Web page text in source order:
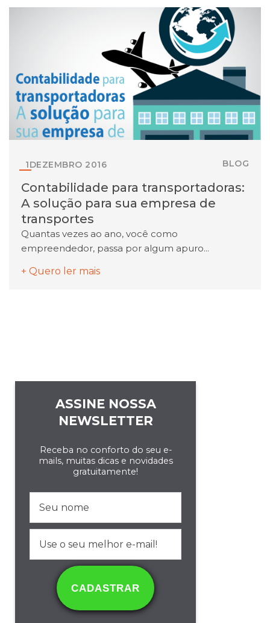
1DEZEMBRO 2016 BLOG
Contabilidade para transportadoras:
A solução para sua empresa de
transportes
Quantas vezes ao ano, você como
empreendedor, passa por algum apuro...
+ Quero ler mais
ASSINE NOSSA
NEWSLETTER
Receba no conforto do seu e-
mails, muitas dicas e novidades
gratuitamente!
CADASTRAR